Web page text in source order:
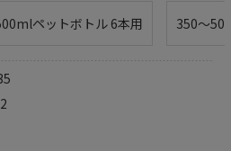
ペットボトル 6本用 350～